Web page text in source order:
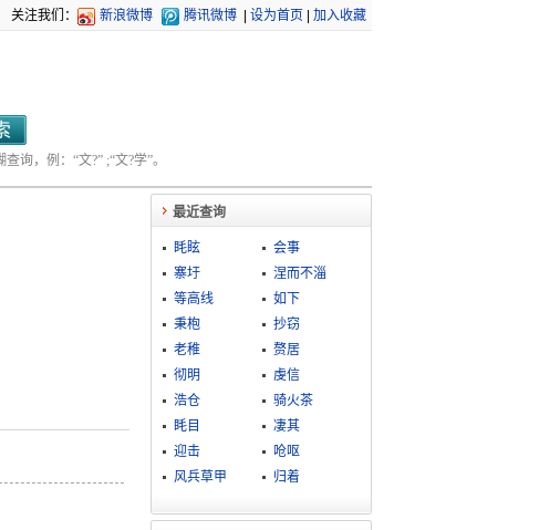
关注我们： 新浪微博 腾讯微博 设为首页 加入收藏
询，例：“文?” ;“文?学”。
最近查询
眊眩
会事
寨圩
涅而不淄
等高线
如下
秉枹
抄窃
老稚
赘居
彻明
虔信
浩仓
骑火茶
眊目
凄其
迎击
呛呕
风兵草甲
归着